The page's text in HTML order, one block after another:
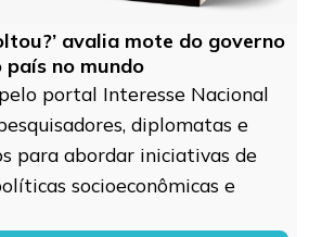
avalia mote do governo
no mundo
portal Interesse Nacional
diplomatas e
para abordar iniciativas de
socioeconômicas e